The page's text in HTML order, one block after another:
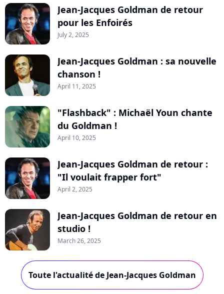
Jean-Jacques Goldman de retour
pour les Enfoirés
July 2, 2025
Jean-Jacques Goldman : sa nouvelle
chanson !
April 11, 2025
"Flashback" : Michaël Youn chante
du Goldman !
April 10, 2025
Jean-Jacques Goldman de retour :
"Il voulait frapper fort"
April 2, 2025
Jean-Jacques Goldman de retour en
studio !
March 26, 2025
Toute l'actualité de Jean-Jacques Goldman